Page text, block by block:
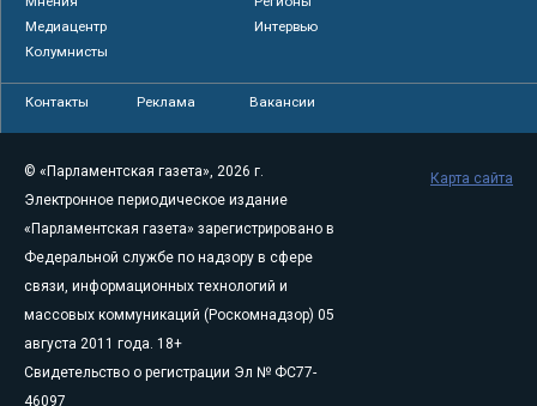
Медиацентр
Интервью
Колумнисты
Контакты Реклама Вакансии
© «Парламентская газета», 2026 г.
Электронное периодическое издание
«Парламентская газета» зарегистрировано в
Федеральной службе по надзору в сфере
связи, информационных технологий и
массовых коммуникаций (Роскомнадзор) 05
августа 2011 года. 18+
Свидетельство о регистрации Эл № ФС77-
46097
Карта сайта